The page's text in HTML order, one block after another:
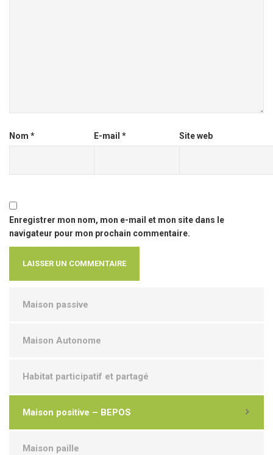
Nom * E-mail* Site web
Enregistrer mon nom, mon e-mail et mon site dans le
navigateur pour mon prochain commentaire.
Maison passive
Maison Autonome
Habitat participatif et partagé
Maison positive – BEPOS
Maison paille